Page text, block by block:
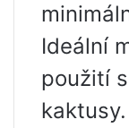
Ideální
použití
kaktusy.